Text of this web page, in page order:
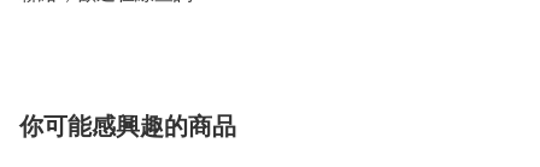
你可能感興趣的商品